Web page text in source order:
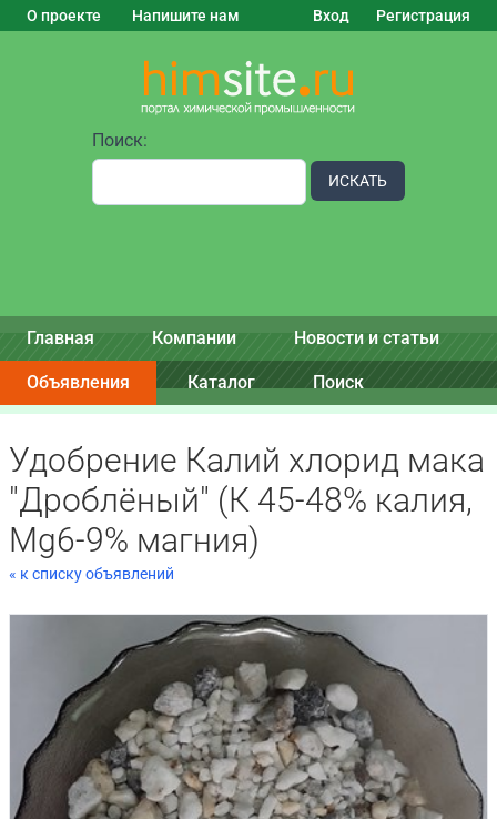
О проекте Напишите нам Вход Регистрация
Поиск:
ИСКАТЬ
Главная Компании Новости и статьи
Объявления Каталог Поиск
Удобрение Калий хлорид мака
"Дроблёный" (К 45-48% калия,
Mg6-9% магния)
« к списку объявлений